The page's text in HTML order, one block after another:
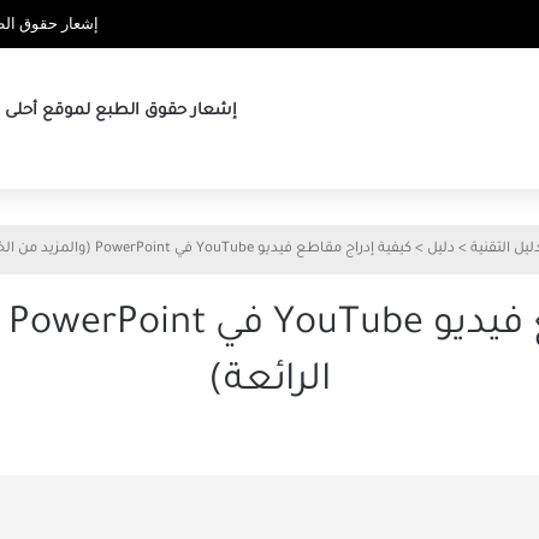
إشعار حقوق
إشعار حقوق الطبع لموقع أحلى
دليل التقنية > دليل > كيفية إدراج مقاطع فيديو YouTube في PowerPoint (والمزيد من الخدع الرائعة)
الرائعة)